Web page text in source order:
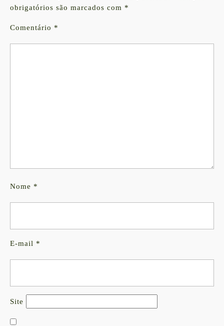
obrigatórios são marcados com *
Comentário *
Nome *
E-mail *
Site